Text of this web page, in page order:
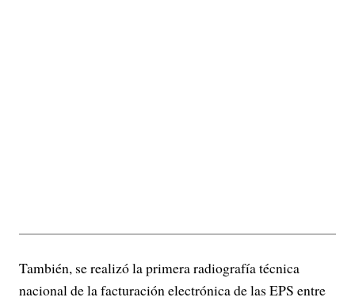
También, se realizó la primera radiografía técnica
nacional de la facturación electrónica de las EPS entre